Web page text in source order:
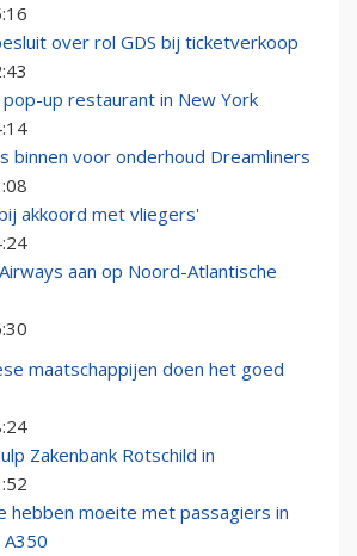
over rol GDS bij ticketverkoop
up restaurant in New York
binnen voor onderhoud Dreamliners
akkoord met vliegers'
aan op Noord-Atlantische
maatschappijen doen het goed
Zakenbank Rotschild in
hebben moeite met passagiers in